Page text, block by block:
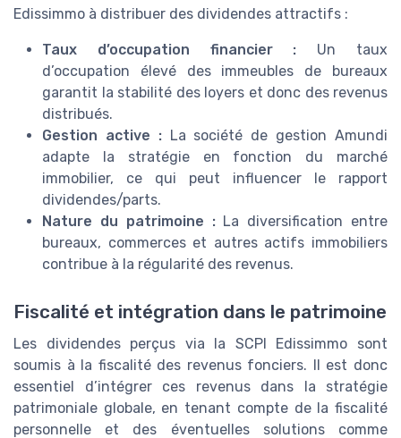
Edissimmo à distribuer des dividendes attractifs :
Taux d’occupation financier : Un taux
d’occupation élevé des immeubles de bureaux
garantit la stabilité des loyers et donc des revenus
distribués.
Gestion active :La société de gestion Amundi
adapte la stratégie en fonction du marché
immobilier, ce qui peut influencer le rapport
dividendes/parts.
Nature du patrimoine :La diversification entre
bureaux, commerces et autres actifs immobiliers
contribue à la régularité des revenus.
Fiscalité et intégration dans le patrimoine
Les dividendes perçus via la SCPI Edissimmo sont
soumis à la fiscalité des revenus fonciers. Il est donc
essentiel d’intégrer ces revenus dans la stratégie
patrimoniale globale, en tenant compte de la fiscalité
personnelle et des éventuelles solutions comme